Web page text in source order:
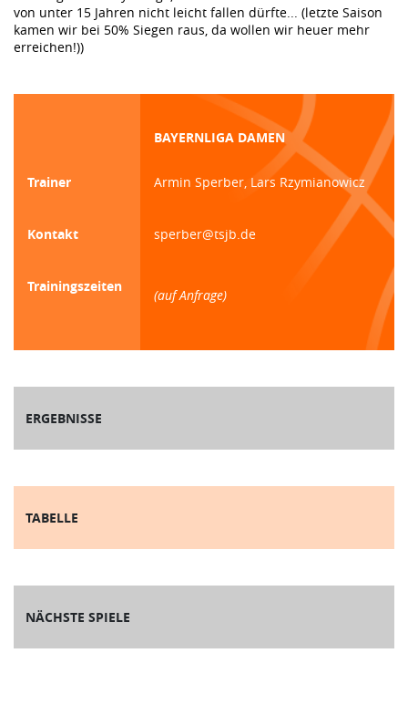
von unter 15 Jahren nicht leicht fallen dürfte... (letzte Saison
kamen wir bei 50% Siegen raus, da wollen wir heuer mehr
erreichen!))
BAYERNLIGA DAMEN
Trainer Armin Sperber, Lars Rzymianowicz
Kontakt sperber@tsjb.de
Trainingszeiten
(auf Anfrage)
ERGEBNISSE
TABELLE
NÄCHSTE SPIELE